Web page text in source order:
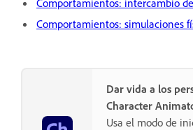
Comportamientos: simulaciones
Dar vida a los
Character
Usa el modo de